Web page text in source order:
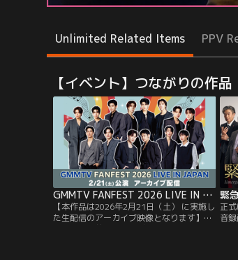
Unlimited Related Items PPV
【イベント】つながりの作品
GMMTV FANFEST 2026 LIVE IN JAPAN アーカイブ配信／特典映像付
【本作品は2026年2月21日（土） に実施し
た生配信のアーカイブ映像となります】＜
冒頭に本番前のインタビューを含む特典映
緊
正
音